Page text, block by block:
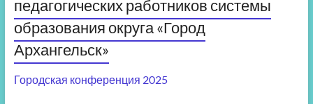
педагогических работников системы
образования округа «Город
Архангельск»
Городская конференция 2025